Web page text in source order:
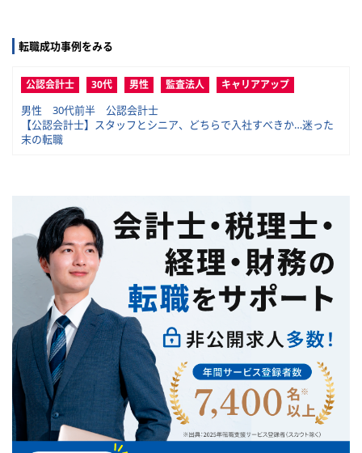
転職成功事例をみる
公認会計士 30代 男性 監査法人 キャリアアップ
男性 30代前半 公認会計士
【公認会計士】スタッフとシニア、どちらで入社すべきか…迷った
末の転職